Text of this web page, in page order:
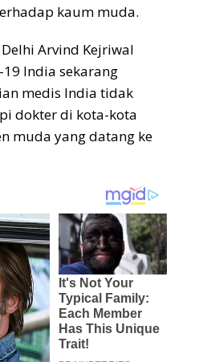
kaum muda.
Arvind Kejriwal
India sekarang
medis India tidak
dokter di kota-kota
muda yang datang ke